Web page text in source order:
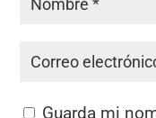
Guarda mi